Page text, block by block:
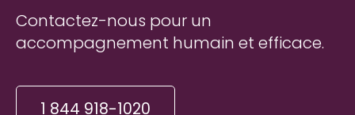
Contactez-nous pour un
accompagnement humain et efficace.
1 844 918-1020